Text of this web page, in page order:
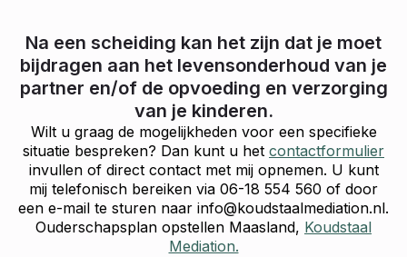
Na een scheiding kan het zijn dat je moet
bijdragen aan het levensonderhoud van je
partner en/of de opvoeding en verzorging
van je kinderen.
Wilt u graag de mogelijkheden voor een specifieke
situatie bespreken? Dan kunt u het contactformulier
invullen of direct contact met mij opnemen. U kunt
mij telefonisch bereiken via 06-18 554 560 of door
een e-mail te sturen naar info@koudstaalmediation.nl.
Ouderschapsplan opstellen Maasland, Koudstaal
Mediation.